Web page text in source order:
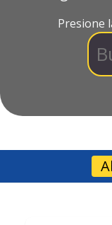
Presione